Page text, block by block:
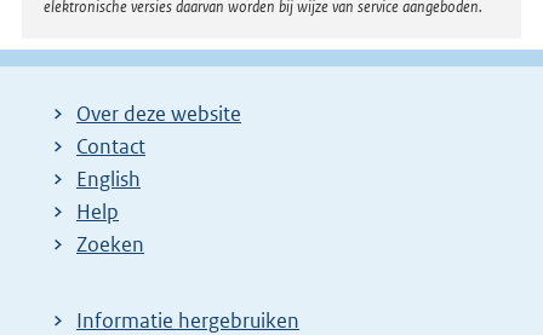
n
k
elektronische versies daarvan worden bij wijze van service aangeboden.
Over deze website
Contact
English
Help
Zoeken
Informatie hergebruiken